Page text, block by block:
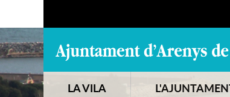
LA VILA